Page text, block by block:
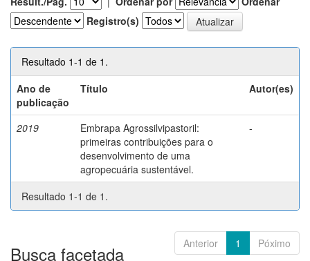
Registro(s)
Resultado 1-1 de 1.
Ano de
publicação
Título Autor(es)
2019
Embrapa Agrossilvipastoril:
primeiras contribuições para o
desenvolvimento de uma
agropecuária sustentável.
-
Resultado 1-1 de 1.
Anterior 1 Póximo
Busca facetada